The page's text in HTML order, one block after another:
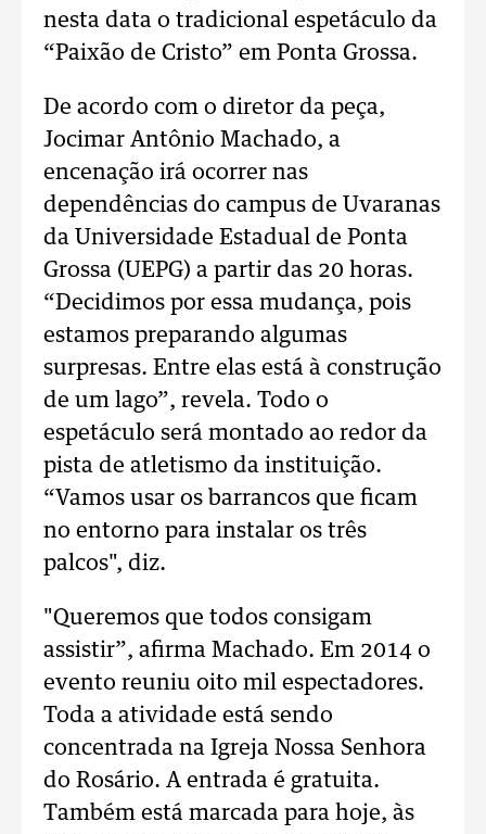
nesta data o tradicional espetáculo da
“Paixão de Cristo” em Ponta Grossa.
De acordo com o diretor da peça,
Jocimar Antônio Machado, a
encenação irá ocorrer nas
dependências do campus de Uvaranas
da Universidade Estadual de Ponta
Grossa (UEPG) a partir das 20 horas.
“Decidimos por essa mudança, pois
estamos preparando algumas
surpresas. Entre elas está à construção
de um lago”, revela. Todo o
espetáculo será montado ao redor da
pista de atletismo da instituição.
“Vamos usar os barrancos que ficam
no entorno para instalar os três
palcos", diz.
"Queremos que todos consigam
assistir”, afirma Machado. Em 2014 o
evento reuniu oito mil espectadores.
Toda a atividade está sendo
concentrada na Igreja Nossa Senhora
do Rosário. A entrada é gratuita.
Também está marcada para hoje, às